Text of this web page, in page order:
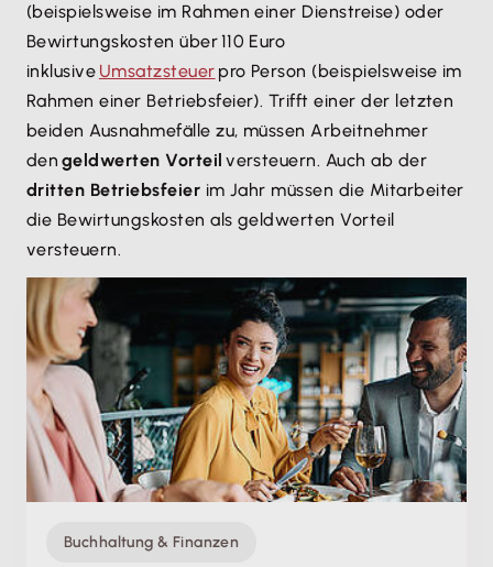
(beispielsweise im Rahmen einer Dienstreise) oder
Bewirtungskosten über 110 Euro
inklusive Umsatzsteuer pro Person (beispielsweise im
Rahmen einer Betriebsfeier). Trifft einer der letzten
beiden Ausnahmefälle zu, müssen Arbeitnehmer
den geldwerten Vorteil versteuern. Auch ab der
dritten Betriebsfeier im Jahr müssen die Mitarbeiter
die Bewirtungskosten als geldwerten Vorteil
versteuern.
Buchhaltung & Finanzen